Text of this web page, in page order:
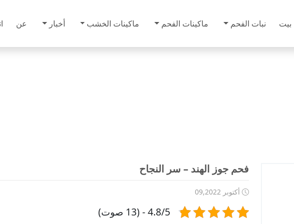
بيت نبات الفحم ماكينات الفحم ماكينات الخشب أخبار عن
فحم جوز الهند – سر النجاح
أكتوبر 09,2022
4.8/5 - (13 صوت)